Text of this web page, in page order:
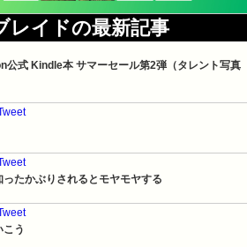
レイドの最新記事
公式 Kindle本 サマーセール第2弾（タレント写真
たかぶりされるとモヤモヤする
う